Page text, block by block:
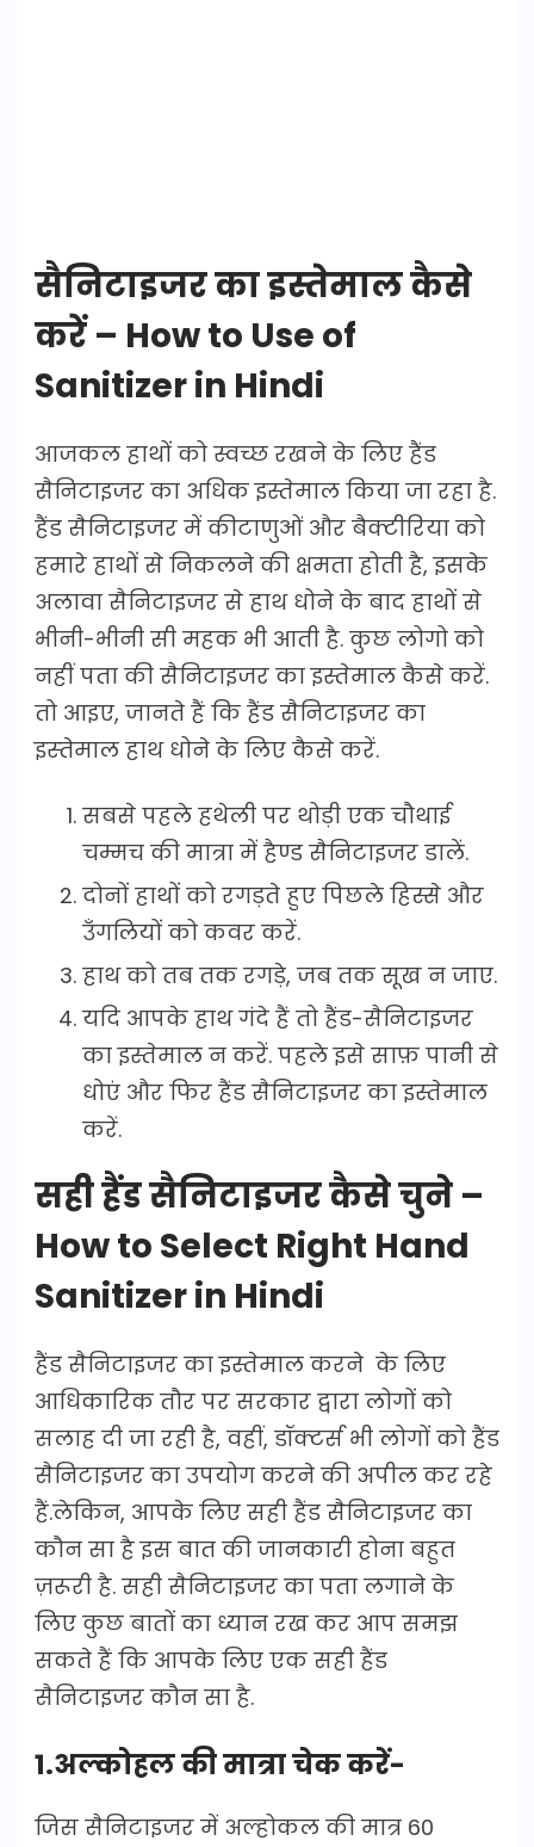
सैनिटाइजर का इस्तेमाल कैसे
करें – How to Use of
Sanitizer in Hindi
आजकल हाथों को स्वच्छ रखने के लिए हैंड
सैनिटाइजर का अधिक इस्तेमाल किया जा रहा है.
हैंड सैनिटाइजर में कीटाणुओं और बैक्टीरिया को
हमारे हाथों से निकलने की क्षमता होती है, इसके
अलावा सैनिटाइजर से हाथ धोने के बाद हाथों से
भीनी-भीनी सी महक भी आती है. कुछ लोगो को
नहीं पता की सैनिटाइजर का इस्तेमाल कैसे करें.
तो आइए, जानते हैं कि हैंड सैनिटाइजर का
इस्‍तेमाल हाथ धोने के लिए कैसे करें.
सबसे पहले हथेली पर थोड़ी एक चौथाई
चम्मच की मात्रा में हैण्ड सैनिटाइजर डालें.
दोनों हाथों को रगड़ते हुए पिछले हिस्से और
उँगलियों को कवर करें.
हाथ को तब तक रगड़े, जब तक सूख न जाए.
यदि आपके हाथ गंदे हैं तो हैंड-सैनिटाइजर
का इस्तेमाल न करें. पहले इसे साफ़ पानी से
धोएं और फिर हैंड सैनिटाइजर का इस्तेमाल
करें.
सही हैंड सैनिटाइजर कैसे चुने –
How to Select Right Hand
Sanitizer in Hindi
हैंड सैनिटाइजर का इस्तेमाल करने के लिए
आधिकारिक तौर पर सरकार द्वारा लोगों को
सलाह दी जा रही है, वहीं, डॉक्टर्स भी लोगों को हैंड
सैनिटाइजर का उपयोग करने की अपील कर रहे
हैं.लेकिन, आपके लिए सही हैंड सैनिटाइजर का
कौन सा है इस बात की जानकारी होना बहुत
ज़रूरी है. सही सैनिटाइजर का पता लगाने के
लिए कुछ बातों का ध्यान रख कर आप समझ
सकते हैं कि आपके लिए एक सही हैंड
सैनिटाइजर कौन सा है.
1.अल्कोहल की मात्रा चेक करें-
जिस सैनिटाइजर में अल्होकल की मात्र 60